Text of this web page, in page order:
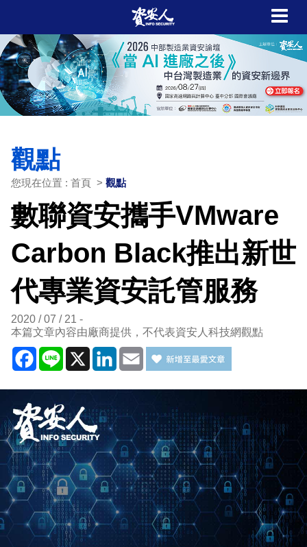
觀點
您現在位置 : 首頁 > 觀點
數聯資安攜手VMware
Carbon Black推出新世
代專業資安託管服務
2020 / 07 / 21
本篇文章內容由廠商提供，不代表資安人科技網觀點
Facebook
Line X LinkedIn
Email